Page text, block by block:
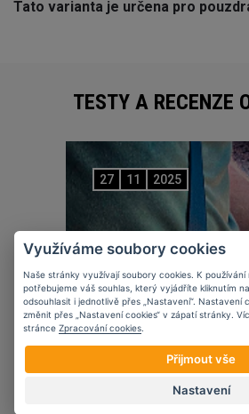
Tato varianta je určena pro
TESTY A RECENZE
27 11 2025
Využíváme soubory cookies
Naše stránky využívají soubory cookies. K
potřebujeme váš souhlas, který vyjádříte kliknutím
odsouhlasit i jednotlivě přes „Nastavení“. Nastavení
změnit přes „Nastavení cookies“ v zápatí stránky.
stránce Zpracování cookies
Přijmout vše
Nastavení